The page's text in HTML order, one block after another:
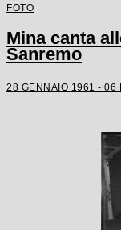
FOTO
Mina canta
Sanremo
28 GENNAIO 1961 - 06